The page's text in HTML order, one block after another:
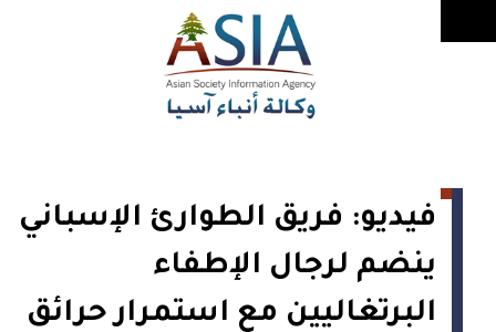
فيديو: فريق الطوارئ الإسباني
ينضم لرجال الإطفاء
البرتغاليين مع استمرار حرائق